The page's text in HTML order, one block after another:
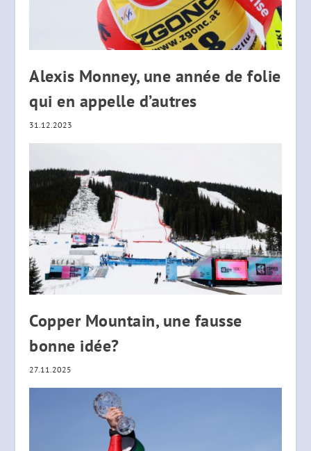
Alexis Monney, une année de folie
qui en appelle d’autres
31.12.2023
Copper Mountain, une fausse
bonne idée?
27.11.2025